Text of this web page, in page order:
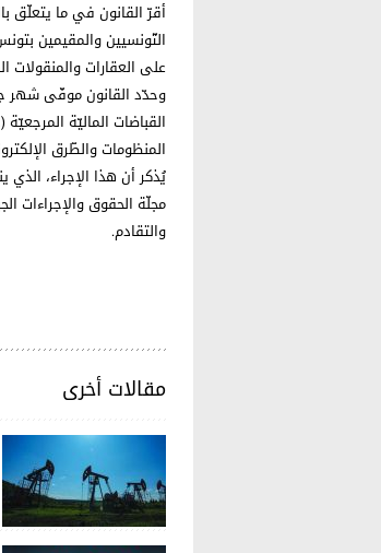
أقرّ القانون في ما يتعلّق
التّونسيين والمقيمين
على العقارات والمنقولات
وحدّد القانون موفّى شهر
القباضات الماليّة
المنظومات والطّرق
مجلّة الحقوق والإجراءات
والتقادم.
مقالات أخرى